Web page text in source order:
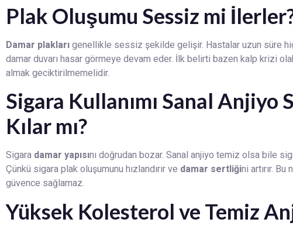
Plak Oluşumu Sessiz mi
Damar plaklarıgenellikle sessiz şekilde gelişir. Hastalar uzun süre
damar duvarı hasar görmeye devam eder. İlk belirti bazen kalp krizi
almak geciktirilmemelidir.
Sigara Kullanımı Sanal Anjiyo
Kılar mı?
Sigara damar yapısını doğrudan bozar. Sanal anjiyo temiz olsa bile
Çünkü sigara plak oluşumunu hızlandırır ve damar sertliğini artırır.
güvence sağlamaz.
Yüksek Kolesterol ve Temiz